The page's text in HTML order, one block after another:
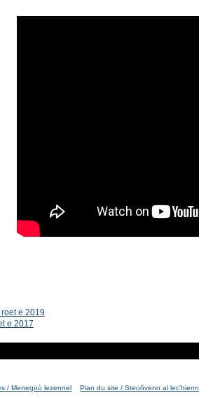
e 2019
e 2017
/ Menegoù lezennel Plan du site / Steuñvenn al lec'hienn